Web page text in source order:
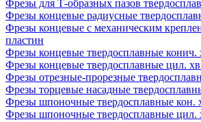
Фрезы для Т-образных пазов
Фрезы концевые радиусные
Фрезы концевые с механическим
пластин
Фрезы концевые твердосплавные конич.
Фрезы концевые твердосплавные цил.
Фрезы отрезные-прорезные
Фрезы торцевые насадные
Фрезы шпоночные твердосплавные кон.
Фрезы шпоночные твердосплавные цил.